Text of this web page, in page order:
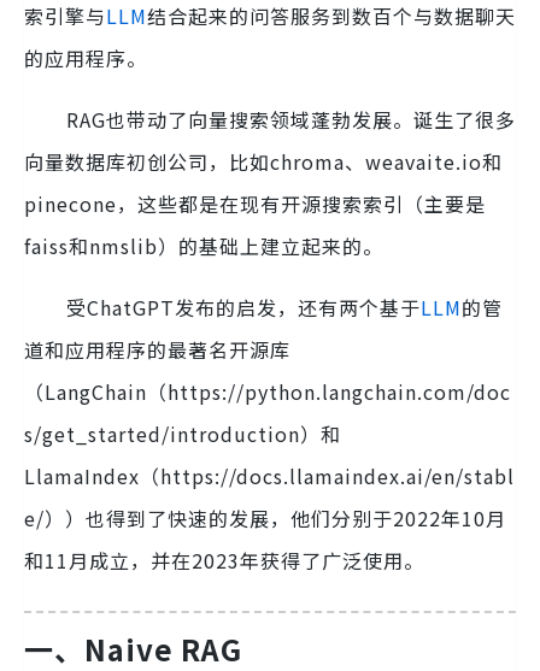
索引擎与LLM结合起来的问答服务到数百个与数据聊天
的应用程序。
RAG也带动了向量搜索领域蓬勃发展。诞生了很多
向量数据库初创公司，比如chroma、weavaite.io和
pinecone，这些都是在现有开源搜索索引（主要是
faiss和nmslib）的基础上建立起来的。
受ChatGPT发布的启发，还有两个基于LLM的管
道和应用程序的最著名开源库
（LangChain（https://python.langchain.com/doc
s/get_started/introduction）和
LlamaIndex（https://docs.llamaindex.ai/en/stabl
e/））也得到了快速的发展，他们分别于2022年10月
和11月成立，并在2023年获得了广泛使用。
一、Naive RAG